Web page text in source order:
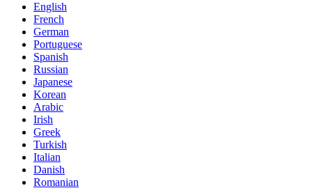
English
French
German
Portuguese
Spanish
Russian
Japanese
Korean
Arabic
Irish
Greek
Turkish
Italian
Danish
Romanian